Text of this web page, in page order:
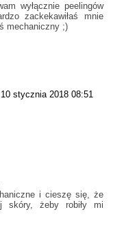
wyłącznie peelingów
zackekawiłaś mnie
mechaniczny ;)
10 stycznia 2018 08:51
i cieszę się, że
skóry, żeby robiły mi